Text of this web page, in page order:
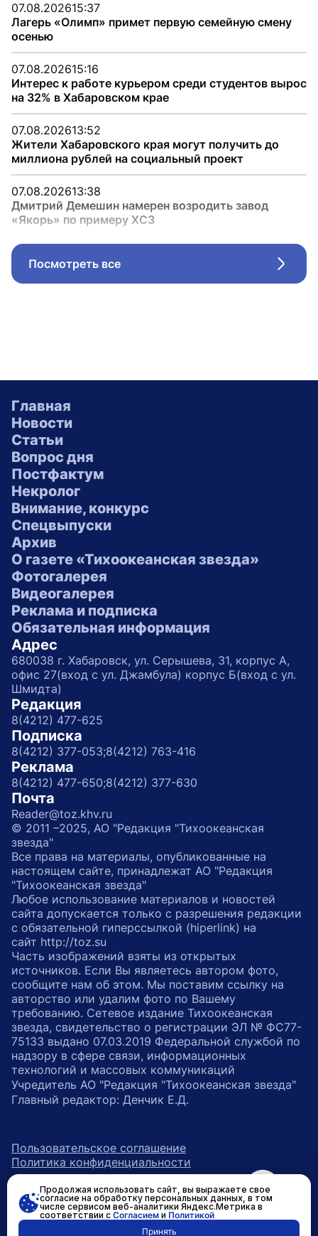
07.08.202615:37
Лагерь «Олимп» примет первую семейную смену
осенью
07.08.202615:16
Интерес к работе курьером среди студентов вырос
на 32% в Хабаровском крае
07.08.202613:52
Жители Хабаровского края могут получить до
миллиона рублей на социальный проект
07.08.202613:38
Дмитрий Демешин намерен возродить завод
«Якорь» по примеру ХСЗ
Посмотреть все
Главная
Новости
Статьи
Вопрос дня
Постфактум
Некролог
Внимание, конкурс
Спецвыпуски
Архив
О газете «Тихоокеанская звезда»
Фотогалерея
Видеогалерея
Реклама и подписка
Обязательная информация
Адрес
680038 г. Хабаровск, ул. Серышева, 31, корпус А,
офис 27(вход с ул. Джамбула) корпус Б(вход с ул.
Шмидта)
Редакция
8(4212) 477-625
Подписка
8(4212) 377-053;8(4212) 763-416
Реклама
8(4212) 477-650;8(4212) 377-630
Почта
Reader@toz.khv.ru
© 2011 –2025, АО "Редакция "Тихоокеанская
звезда"
Все права на материалы, опубликованные на
настоящем сайте, принадлежат АО "Редакция
"Тихоокеанская звезда"
Любое использование материалов и новостей
сайта допускается только с разрешения редакции
с обязательной гиперссылкой (hiperlink) на
сайт http://toz.su
Часть изображений взяты из открытых
источников. Если Вы являетесь автором фото,
сообщите нам об этом. Мы поставим ссылку на
авторство или удалим фото по Вашему
требованию. Сетевое издание Тихоокеанская
звезда, свидетельство о регистрации ЭЛ № ФС77-
75133 выдано 07.03.2019 Федеральной службой по
надзору в сфере связи, информационных
технологий и массовых коммуникаций
Учредитель АО "Редакция "Тихоокеанская звезда"
Главный редактор: Денчик Е.Д.
Пользовательское соглашение
Политика конфиденциальности
ссылка на главную
возрастное ограничение 16+
ссылка на страницу в Вконтакте
ссылка на страницу в
ссылка на канал в
Продолжая использовать сайт, вы выражаете свое
согласие на обработку персональных данных, в том
числе сервисом веб-аналитики Яндекс.Метрика в
соответствии с Согласиеми Политикой
Принять